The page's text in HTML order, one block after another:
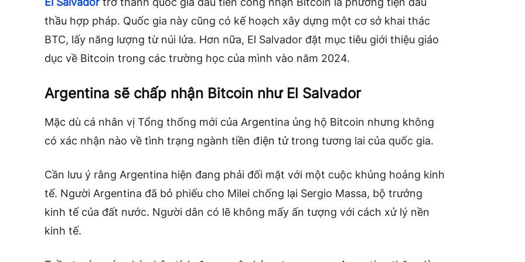
thầu hợp pháp. Quốc gia này cũng có kế hoạch xây dựng một cơ sở khai thác
BTC, lấy năng lượng từ núi lửa. Hơn nữa, El Salvador đặt mục tiêu giới thiệu giáo
dục về Bitcoin trong các trường học của mình vào năm 2024.
Argentina sẽ chấp nhận Bitcoin như El Salvador
Mặc dù cá nhân vị Tổng thống mới của Argentina ủng hộ Bitcoin nhưng không
có xác nhận nào về tình trạng ngành tiền điện tử trong tương lai của quốc gia.
Cần lưu ý rằng Argentina hiện đang phải đối mặt với một cuộc khủng hoảng kinh
tế. Người Argentina đã bỏ phiếu cho Milei chống lại Sergio Massa, bộ trưởng
kinh tế của đất nước. Người dân có lẽ không mấy ấn tượng với cách xử lý nền
kinh tế.